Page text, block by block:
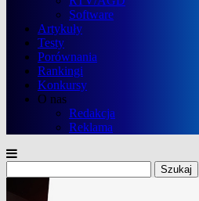
Software
Artykuły
Testy
Porównania
Rankingi
Konkursy
O nas
Redakcja
Reklama